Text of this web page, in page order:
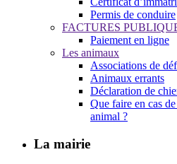
Permis de conduire
FACTURES
Paiement en ligne
Les animaux
Associations de
Animaux errants
Déclaration de
Que faire en cas
animal ?
La mairie